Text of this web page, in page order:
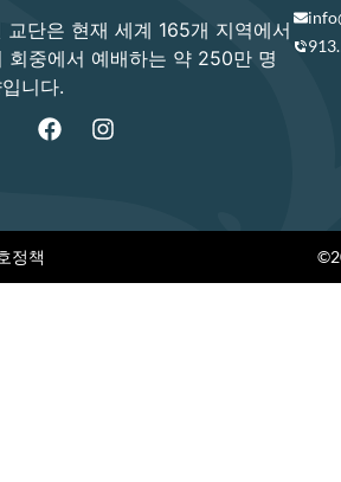
교단은 현재 세계 165개 지역에서
중에서 예배하는 약 250만 명
니다.
정책